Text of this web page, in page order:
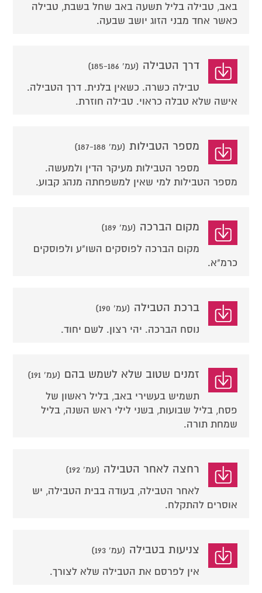
באב, טבילה בליל תשעה באב שחל בשבת, טבילה
כאשר אחד מבני הזוג יושב שבעה.
דרך הטבילה (עמ' 185-186)
טבילה כשרה. כשאין בלנית. דרך הטבילה.
אישה שלא טבלה כראוי. טבילה חוזרת.
מספר הטבילות (עמ' 187-188)
מספר הטבילות מעיקר הדין ולמעשה.
מספר הטבילות למי שאין למשפחתה מנהג קבוע.
מקום הברכה (עמ' 189)
מקום הברכה לפוסקים השו"ע ולפוסקים
כרמ"א.
ברכת הטבילה (עמ' 190)
נוסח הברכה. יהי רצון. לשם יחוד.
זמנים שטוב שלא לשמש בהם (עמ' 191)
תשמיש בעשירי באב, בליל ראשון של
פסח, בליל שבועות, בשני לילי ראש השנה, בליל
שמחת תורה.
רחצה לאחר הטבילה (עמ' 192)
לאחר הטבילה, בעודה בבית הטבילה, יש
אוסרים להתקלח.
צניעות בטבילה (עמ' 193)
אין לפרסם את הטבילה שלא לצורך.